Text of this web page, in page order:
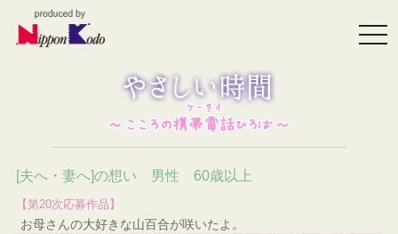
[夫へ・妻へ]の想い 男性 60歳以上
【第20次応募作品】
お母さんの大好きな山百合が咲いたよ。